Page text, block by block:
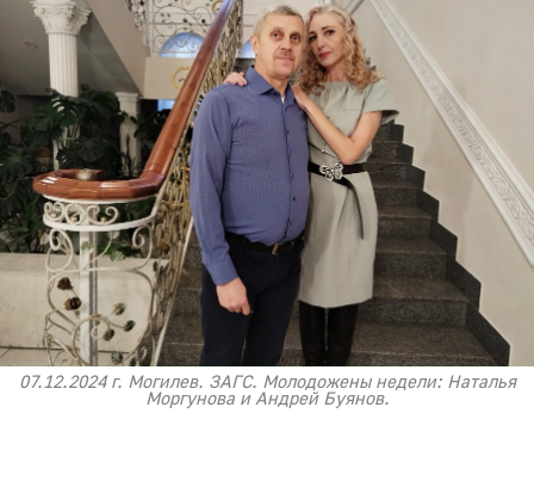
07.12.2024 г. Могилев. ЗАГС. Молодожены недели: Наталья
Моргунова и Андрей Буянов.